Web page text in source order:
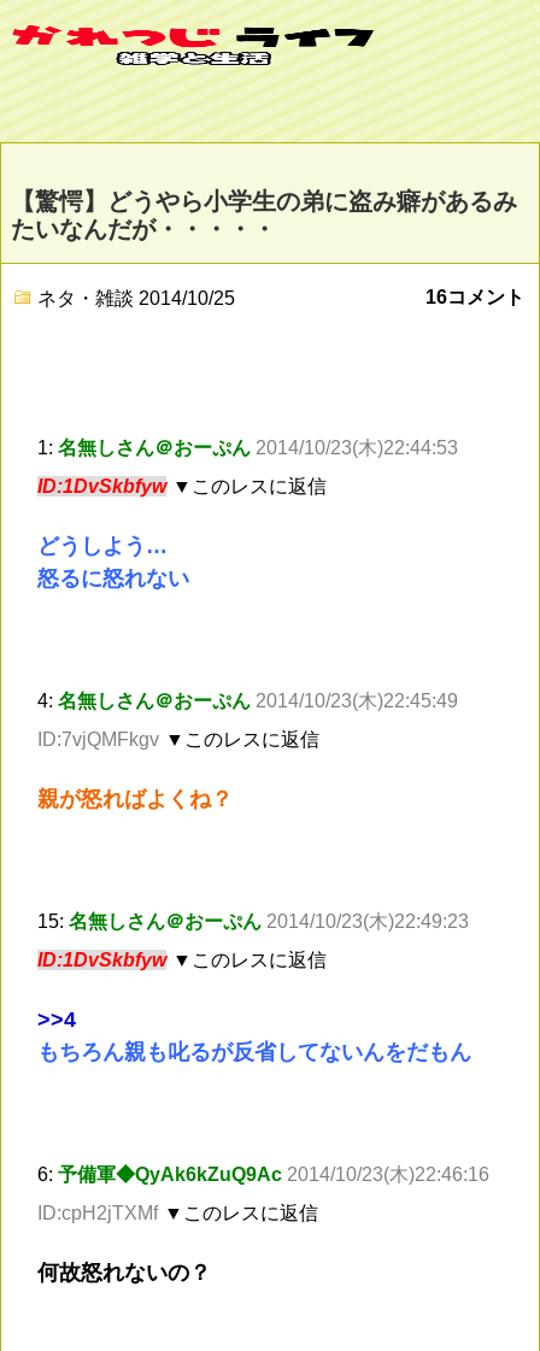
【驚愕】どうやら小学生の弟に盗み癖があるみ
たいなんだが・・・・・
ネタ・雑談 2014/10/25 16コメント
1: 名無しさん＠おーぷん 2014/10/23(木)22:44:53
ID:1DvSkbfyw ▼このレスに返信
どうしよう…
怒るに怒れない
4: 名無しさん＠おーぷん 2014/10/23(木)22:45:49
ID:7vjQMFkgv ▼このレスに返信
親が怒ればよくね？
15: 名無しさん＠おーぷん 2014/10/23(木)22:49:23
ID:1DvSkbfyw ▼このレスに返信
>>4
もちろん親も叱るが反省してないんをだもん
6: 予備軍◆QyAk6kZuQ9Ac 2014/10/23(木)22:46:16
ID:cpH2jTXMf ▼このレスに返信
何故怒れないの？